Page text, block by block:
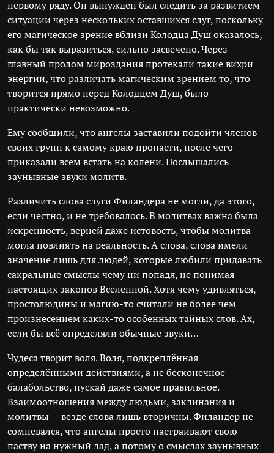
первому ряду. Он вынужден был следить за развитием
ситуации через нескольких оставшихся слуг, поскольку
его магическое зрение вблизи Колодца Душ оказалось,
как бы так выразиться, сильно засвечено. Через
главный пролом мироздания протекали такие вихри
энергии, что различать магическим зрением то, что
творится прямо перед Колодцем Душ, было
практически невозможно.
Ему сообщили, что ангелы заставили подойти членов
своих групп к самому краю пропасти, после чего
приказали всем встать на колени. Послышались
заунывные звуки молитв.
Различить слова слуги Филандера не могли, да этого,
если честно, и не требовалось. В молитвах важна была
искренность, верней даже истовость, чтобы молитва
могла повлиять на реальность. А слова, слова имели
значение лишь для людей, которые любили придавать
сакральные смыслы чему ни попадя, не понимая
настоящих законов Вселенной. Хотя чему удивляться,
простолюдины и магию-то считали не более чем
произнесением каких-то особенных тайных слов. Ах,
если бы всё определяли обычные звуки…
Чудеса творит воля. Воля, подкреплённая
определёнными действиями, а не бесконечное
балабольство, пускай даже самое правильное.
Взаимоотношения между людьми, заклинания и
молитвы — везде слова лишь вторичны. Филандер не
сомневался, что ангелы просто настраивают свою
паству на нужный лад, а потому о смыслах заунывных